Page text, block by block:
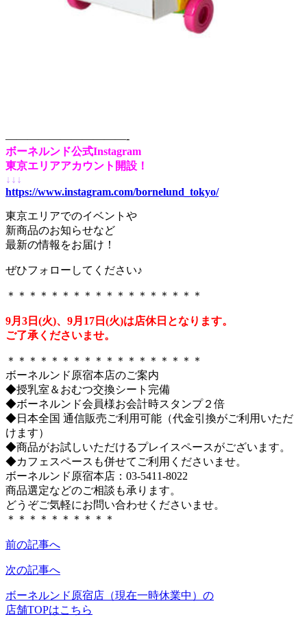
———————————-
ボーネルンド公式Instagram
東京エリアアカウント開設！
↓↓↓
https://www.instagram.com/bornelund_tokyo/
東京エリアでのイベントや
新商品のお知らせなど
最新の情報をお届け！
ぜひフォローしてください♪
＊＊＊＊＊＊＊＊＊＊＊＊＊＊＊＊＊＊
9月3日(火)、9月17日(火)は店休日となります。
ご了承くださいませ。
＊＊＊＊＊＊＊＊＊＊＊＊＊＊＊＊＊＊
ボーネルンド原宿本店のご案内
◆授乳室＆おむつ交換シート完備
◆ボーネルンド会員様お会計時スタンプ２倍
◆日本全国 通信販売ご利用可能（代金引換がご利用いただ
けます）
◆商品がお試しいただけるプレイスペースがございます。
◆カフェスペースも併せてご利用くださいませ。
ボーネルンド原宿本店：03-5411-8022
商品選定などのご相談も承ります。
どうぞご気軽にお問い合わせくださいませ。
＊＊＊＊＊＊＊＊＊＊
前の記事へ
次の記事へ
ボーネルンド原宿店（現在一時休業中）の
店舗TOPはこちら